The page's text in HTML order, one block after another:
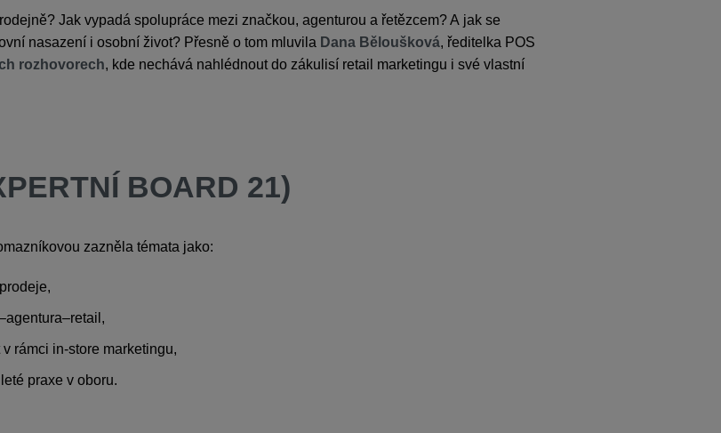
Jak vypadá spolupráce mezi značkou, agenturou a řetězcem? A jak se
nasazení i osobní život? Přesně o tom mluvila Dana Běloušková, ředitelka POS
rozhovorech, kde nechává nahlédnout do zákulisí retail marketingu i své vlastní
BOARD 21)
zazněla témata jako:
rámci in-store marketingu,
praxe v oboru.